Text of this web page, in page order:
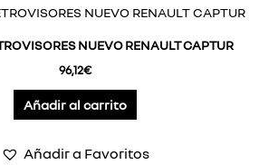
NUEVO RENAULT CAPTUR
96,12€
Añadir al carrito
Añadir a Favoritos